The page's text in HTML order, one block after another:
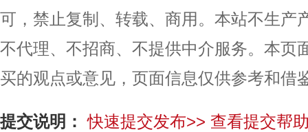
可，禁止复制、转载、商用。本站不生产
不代理、不招商、不提供中介服务。本页
买的观点或意见，页面信息仅供参考和借
提交说明： 快速提交发布>> 查看提交帮